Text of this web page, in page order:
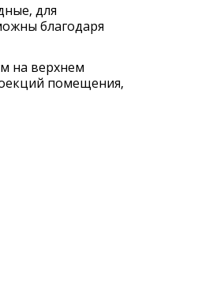
для
благодаря
на верхнем
помещения,